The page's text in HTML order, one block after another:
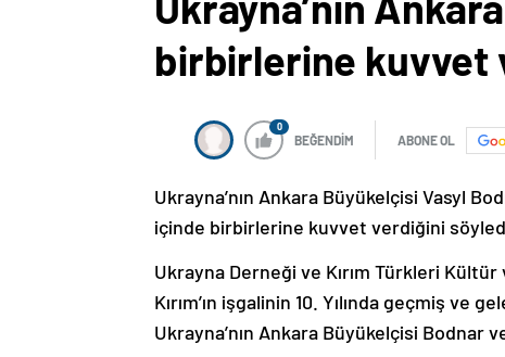
birbirlerine kuvvet
0
BEĞENDİM ABONE OL
Ukrayna’nın Ankara Büyükelçisi Vasyl
içinde birbirlerine kuvvet verdiğini
Ukrayna Derneği ve Kırım Türkleri
Kırım’ın işgalinin 10. Yılında geçmiş ve
Ukrayna’nın Ankara Büyükelçisi Bodnar